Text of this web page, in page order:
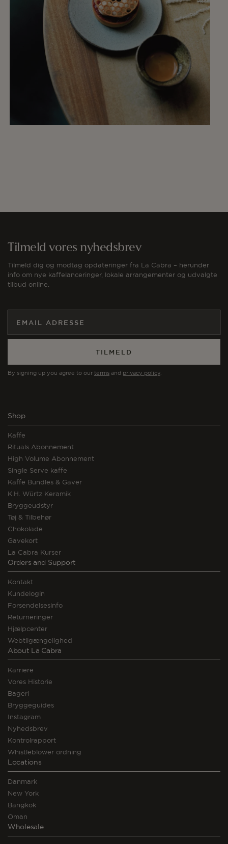
Tilmeld vores nyhedsbrev
Tilmeld dig og modtag opdateringer fra La Cabra – herunder
info om nye kaffelanceringer, lokale arrangementer og udvalgte
tilbud online.
TILMELD
By signing up you agree to our terms and privacy policy.
Shop
Kaffe
Rituals Abonnement
High Volume Abonnement
Single Serve kaffe
Kaffe Bundles & Gaver
K.H. Würtz Keramik
Bryggeudstyr
Tøj & Tilbehør
Chokolade
Gavekort
La Cabra Kurser
Orders and Support
Kontakt
Kundelogin
Forsendelsesinfo
Returneringer
Hjælpcenter
Webtilgængelighed
About La Cabra
Karriere
Vores Historie
Bageri
Bryggeguides
Instagram
Nyhedsbrev
Kontrolrapport
Whistleblower ordning
Locations
Danmark
New York
Bangkok
Oman
Wholesale